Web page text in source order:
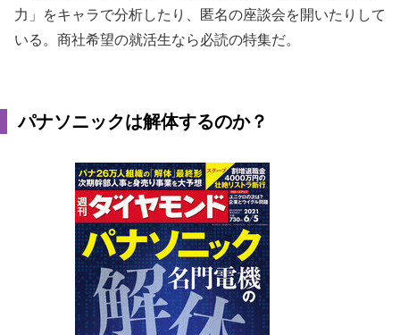
力」をキャラで分析したり、匿名の座談会を開いたりして
いる。商社希望の就活生なら必読の特集だ。
パナソニックは解体するのか？